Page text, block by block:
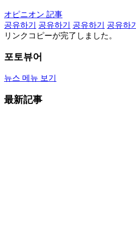
オピニオン 記事
공유하기
공유하기 공유하기 공유하기
リンクコピーが完了しました。
포토뷰어
뉴스 메뉴 보기
最新記事